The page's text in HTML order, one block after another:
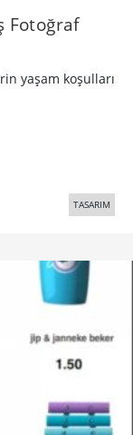
Fotoğraf
yaşam koşulları
TASARIM